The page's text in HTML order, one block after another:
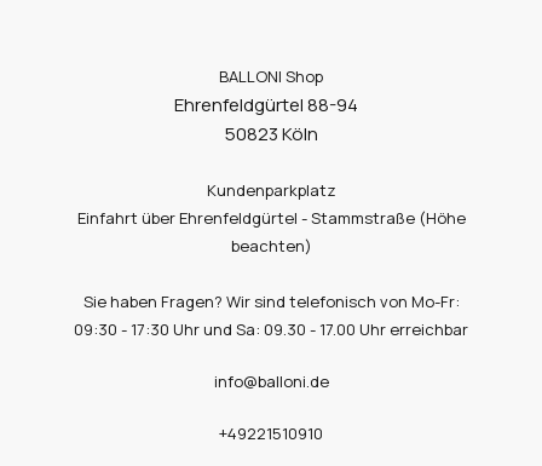
BALLONI Shop
Ehrenfeldgürtel 88-94
50823 Köln
Kundenparkplatz
Einfahrt über Ehrenfeldgürtel - Stammstraße (Höhe
beachten)
Sie haben Fragen? Wir sind telefonisch von Mo-Fr:
09:30 - 17:30 Uhr und Sa: 09.30 - 17.00 Uhr erreichbar
info@balloni.de
+49221510910